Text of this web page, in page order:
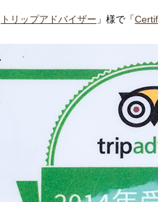
トリップアドバイザー 」様で「